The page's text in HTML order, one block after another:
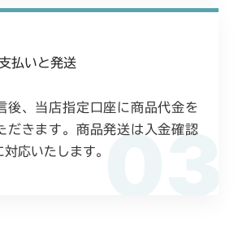
03
払いと発送
後、当店指定口座に商品代金を
だきます。商品発送は入金確認
応いたします。